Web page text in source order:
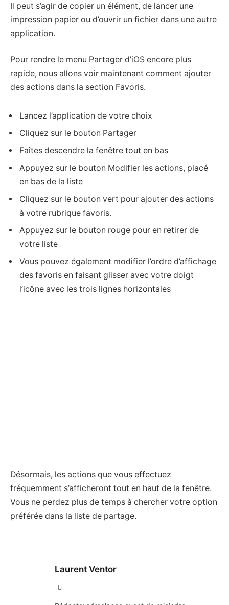
Il peut s’agir de copier un élément, de lancer une
impression papier ou d’ouvrir un fichier dans une autre
application.
Pour rendre le menu Partager d’iOS encore plus
rapide, nous allons voir maintenant comment ajouter
des actions dans la section Favoris.
Lancez l’application de votre choix
Cliquez sur le bouton Partager
Faîtes descendre la fenêtre tout en bas
Appuyez sur le bouton Modifier les actions, placé
en bas de la liste
Cliquez sur le bouton vert pour ajouter des actions
à votre rubrique favoris.
Appuyez sur le bouton rouge pour en retirer de
votre liste
Vous pouvez également modifier l’ordre d’affichage
des favoris en faisant glisser avec votre doigt
l’icône avec les trois lignes horizontales
Désormais, les actions que vous effectuez
fréquemment s’afficheront tout en haut de la fenêtre.
Vous ne perdez plus de temps à chercher votre option
préférée dans la liste de partage.
Laurent Ventor